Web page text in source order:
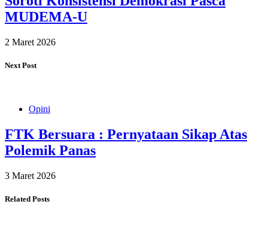
MUDEMA-U
2 Maret 2026
Next Post
Opini
FTK Bersuara : Pernyataan Sikap Atas
Polemik Panas
3 Maret 2026
Related Posts